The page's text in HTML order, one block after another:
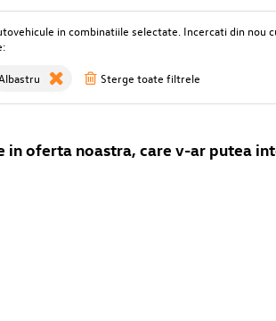
in combinatiile selectate. Incercati din nou
Sterge toate filtrele
in oferta noastra, care v-ar putea